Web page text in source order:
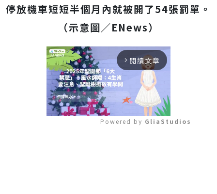
停放機車短短半個月內就被開了54張罰單。
（示意圖／ENews）
arrow_forward_ios 閱讀文章
Powered by GliaStudios